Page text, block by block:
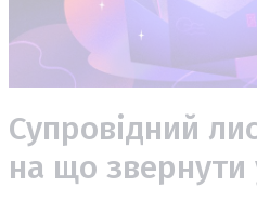
Супровідний
на що звернути